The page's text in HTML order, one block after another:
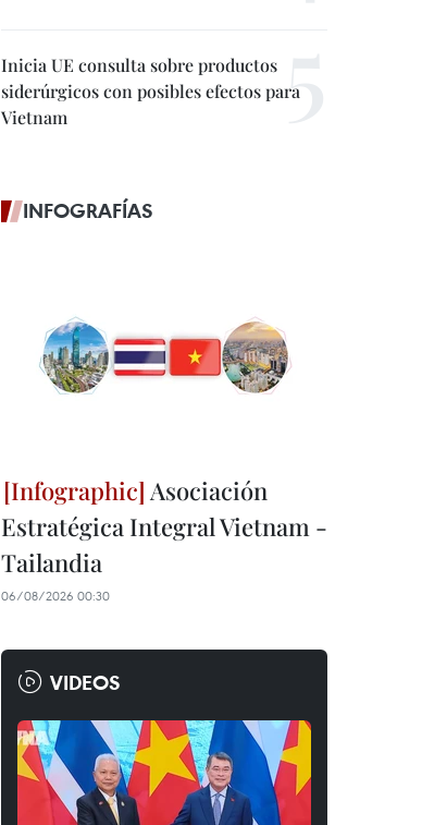
Inicia UE consulta sobre productos
siderúrgicos con posibles efectos para
Vietnam
INFOGRAFÍAS
Asociación
Estratégica Integral Vietnam -
Tailandia
06/08/2026 00:30
VIDEOS